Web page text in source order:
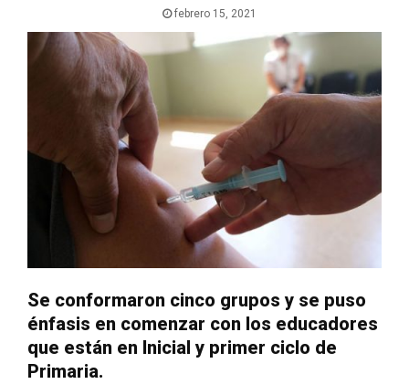
febrero 15, 2021
Se conformaron cinco grupos y se puso
énfasis en comenzar con los educadores
que están en Inicial y primer ciclo de
Primaria.